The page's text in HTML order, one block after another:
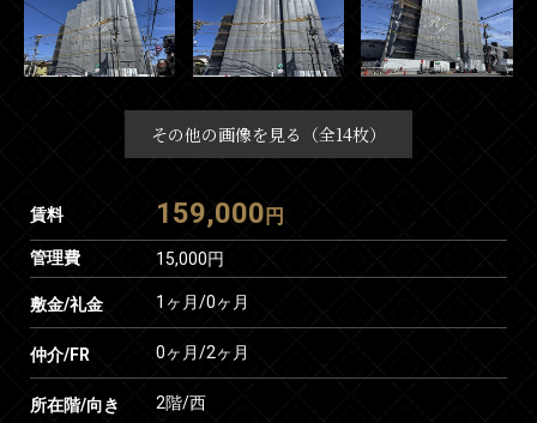
その他の画像を見る（全14枚）
賃料 159,000 円
管理費 15,000円
敷金/礼金 1ヶ月/0ヶ月
仲介/FR 0ヶ月/2ヶ月
所在階/向き 2階/西